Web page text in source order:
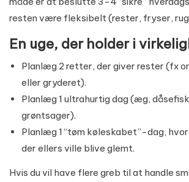
resten være fleksibelt (rester, fryser,
En uge, der holder i
Planlæg 2 retter, der giver rester (fx
eller gryderet).
Planlæg 1 ultrahurtig dag (æg,
grøntsager).
Planlæg 1 “tøm køleskabet”-dag,
der ellers ville blive glemt.
Hvis du vil have flere greb til at handle